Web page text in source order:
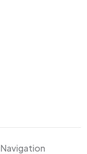
Navigation